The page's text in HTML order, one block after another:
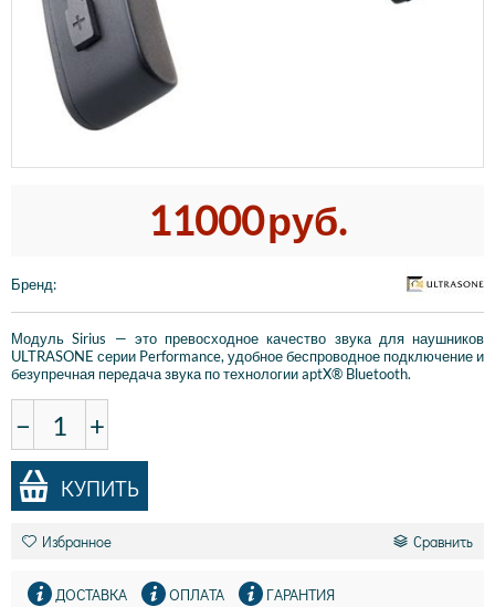
11000руб.
Бренд:
Модуль Sirius — это превосходное качество звука для наушников
ULTRASONE серии Performance, удобное беспроводное подключение и
безупречная передача звука по технологии aptX® Bluetooth.
− +
КУПИТЬ
Избранное Сравнить
ДОСТАВКА ОПЛАТА ГАРАНТИЯ